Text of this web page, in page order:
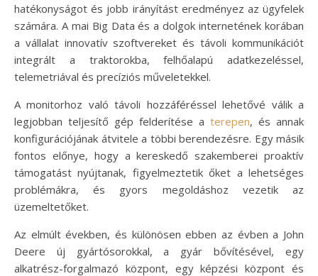
hatékonyságot és jobb irányítást eredményez az ügyfelek
számára. A mai Big Data és a dolgok internetének korában
a vállalat innovatív szoftvereket és távoli kommunikációt
integrált a traktorokba, felhőalapú adatkezeléssel,
telemetriával és precíziós műveletekkel.
A monitorhoz való távoli hozzáféréssel lehetővé válik a
legjobban teljesítő gép felderítése a terepen, és annak
konfigurációjának átvitele a többi berendezésre. Egy másik
fontos előnye, hogy a kereskedő szakemberei proaktív
támogatást nyújtanak, figyelmeztetik őket a lehetséges
problémákra, és gyors megoldáshoz vezetik az
üzemeltetőket.
Az elmúlt években, és különösen ebben az évben a John
Deere új gyártósorokkal, a gyár bővítésével, egy
alkatrész-forgalmazó központ, egy képzési központ és